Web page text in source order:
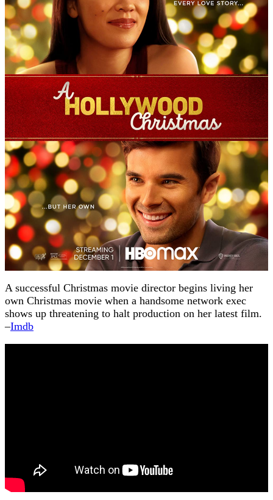
A successful Christmas movie director begins living her
own Christmas movie when a handsome network exec
shows up threatening to halt production on her latest film.
–Imdb